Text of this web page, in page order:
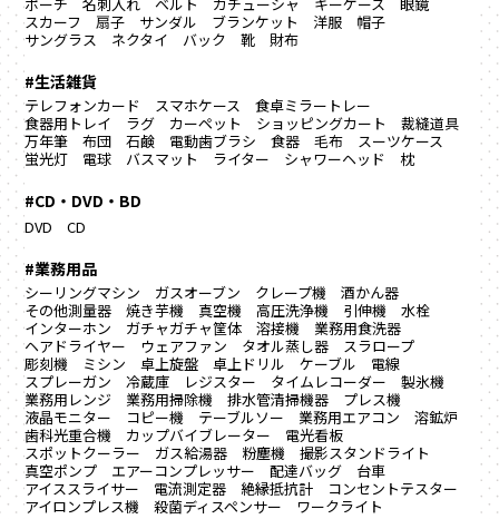
ポーチ 名刺入れ ベルト カチューシャ キーケース
眼鏡
スカーフ
扇子 サンダル ブランケット 洋服
帽子
サングラス
ネクタイ バック 靴 財布
#生活雑貨
テレフォンカード スマホケース
食卓ミラートレー
食器用トレイ
ラグ カーペット ショッピングカート
裁縫道具
万年筆
布団 石鹸 電動歯ブラシ 食器 毛布
スーツケース
蛍光灯
電球 バスマット ライター シャワーヘッド 枕
#CD・DVD・BD
DVD CD
#業務用品
シーリングマシン ガスオーブン クレープ機
酒かん器
その他測量器
焼き芋機 真空機 高圧洗浄機 引伸機
水栓
インターホン
ガチャガチャ筐体 溶接機
業務用食洗器
ヘアドライヤー
ウェアファン タオル蒸し器
スラロープ
彫刻機
ミシン 卓上旋盤 卓上ドリル ケーブル
電線
スプレーガン
冷蔵庫 レジスター タイムレコーダー
製氷機
業務用レンジ
業務用掃除機 排水管清掃機器
プレス機
液晶モニター
コピー機 テーブルソー 業務用エアコン
溶鉱炉
歯科光重合機
カップバイブレーター
電光看板
スポットクーラー
ガス給湯器 粉塵機
撮影スタンドライト
真空ポンプ
エアーコンプレッサー 配達バッグ
台車
アイススライサー
電流測定器 絶縁抵抗計
コンセントテスター
アイロンプレス機
殺菌ディスペンサー ワークライト